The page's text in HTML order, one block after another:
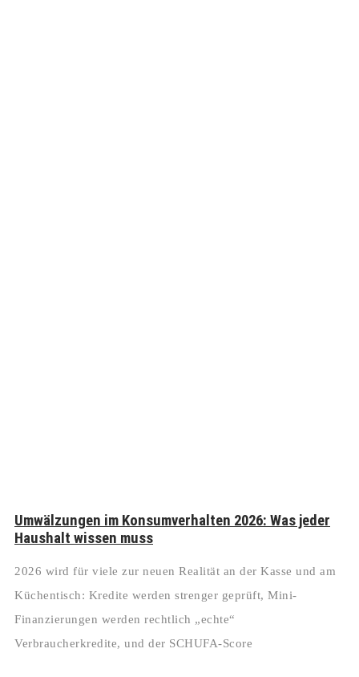
Umwälzungen im Konsumverhalten 2026: Was jeder
Haushalt wissen muss
2026 wird für viele zur neuen Realität an der Kasse und am
Küchentisch: Kredite werden strenger geprüft, Mini-
Finanzierungen werden rechtlich „echte“
Verbraucherkredite, und der SCHUFA-Score